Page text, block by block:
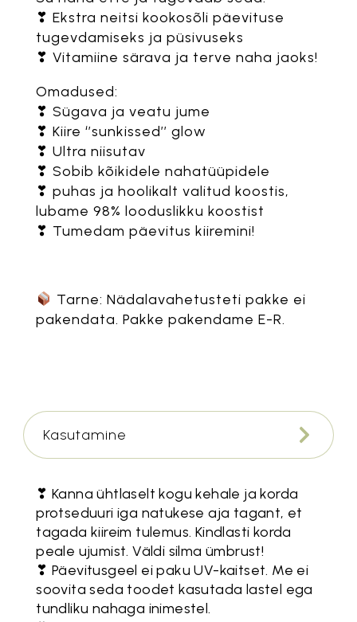
❣ Ekstra neitsi kookosõli päevituse
tugevdamiseks ja püsivuseks
❣ Vitamiine särava ja terve naha jaoks!
Omadused:
❣ Sügava ja veatu jume
❣ Kiire ‘’sunkissed’’ glow
❣ Ultra niisutav
❣ Sobib kõikidele nahatüüpidele
❣ puhas ja hoolikalt valitud koostis,
lubame 98% looduslikku koostist
❣ Tumedam päevitus kiiremini!
Tarne: Nädalavahetusteti pakke ei
pakendata. Pakke pakendame E-R.
Kasutamine
❣ Kanna ühtlaselt kogu kehale ja korda
protseduuri iga natukese aja tagant, et
tagada kiireim tulemus. Kindlasti korda
peale ujumist. Väldi silma ümbrust!
❣ Päevitusgeel ei paku UV-kaitset. Me ei
soovita seda toodet kasutada lastel ega
tundliku nahaga inimestel.